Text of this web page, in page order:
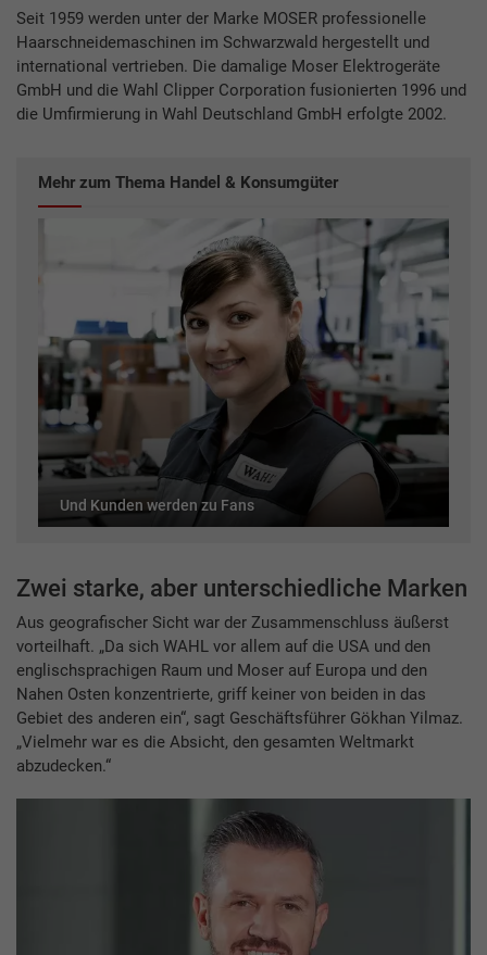
Seit 1959 werden unter der Marke MOSER professionelle
Haarschneidemaschinen im Schwarzwald hergestellt und
international vertrieben. Die damalige Moser Elektrogeräte
GmbH und die Wahl Clipper Corporation fusionierten 1996 und
die Umfirmierung in Wahl Deutschland GmbH erfolgte 2002.
Mehr zum Thema Handel & Konsumgüter
Und Kunden werden zu Fans
Zwei starke, aber unterschiedliche Marken
Aus geografischer Sicht war der Zusammenschluss äußerst
vorteilhaft. „Da sich WAHL vor allem auf die USA und den
englischsprachigen Raum und Moser auf Europa und den
Nahen Osten konzentrierte, griff keiner von beiden in das
Gebiet des anderen ein“, sagt Geschäftsführer Gökhan Yilmaz.
„Vielmehr war es die Absicht, den gesamten Weltmarkt
abzudecken.“